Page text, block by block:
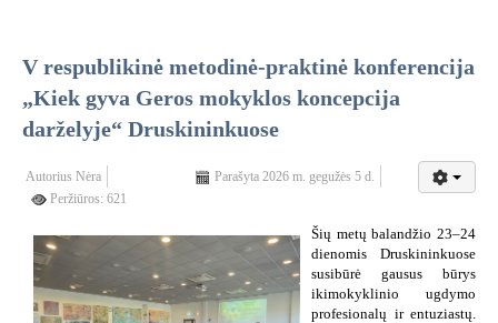
V respublikinė metodinė-praktinė konferencija
„Kiek gyva Geros mokyklos koncepcija
darželyje“ Druskininkuose
Autorius Nėra
Parašyta 2026 m. gegužės 5 d.
Peržiūros: 621
Šių metų balandžio 23–24
dienomis Druskininkuose
susibūrė gausus būrys
ikimokyklinio ugdymo
profesionalų ir entuziastų.